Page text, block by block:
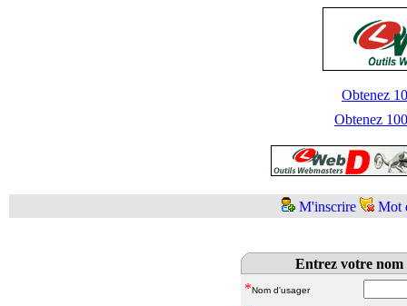
Obtenez
Obtenez
M'inscrire Mot
Entrez votre nom
*Nom d'usager